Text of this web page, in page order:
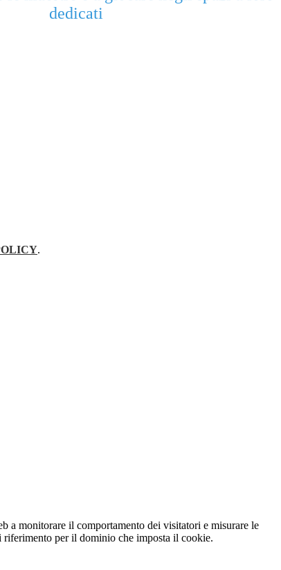
dedicati
.
a monitorare il comportamento dei visitatori e misurare le
riferimento per il dominio che imposta il cookie.